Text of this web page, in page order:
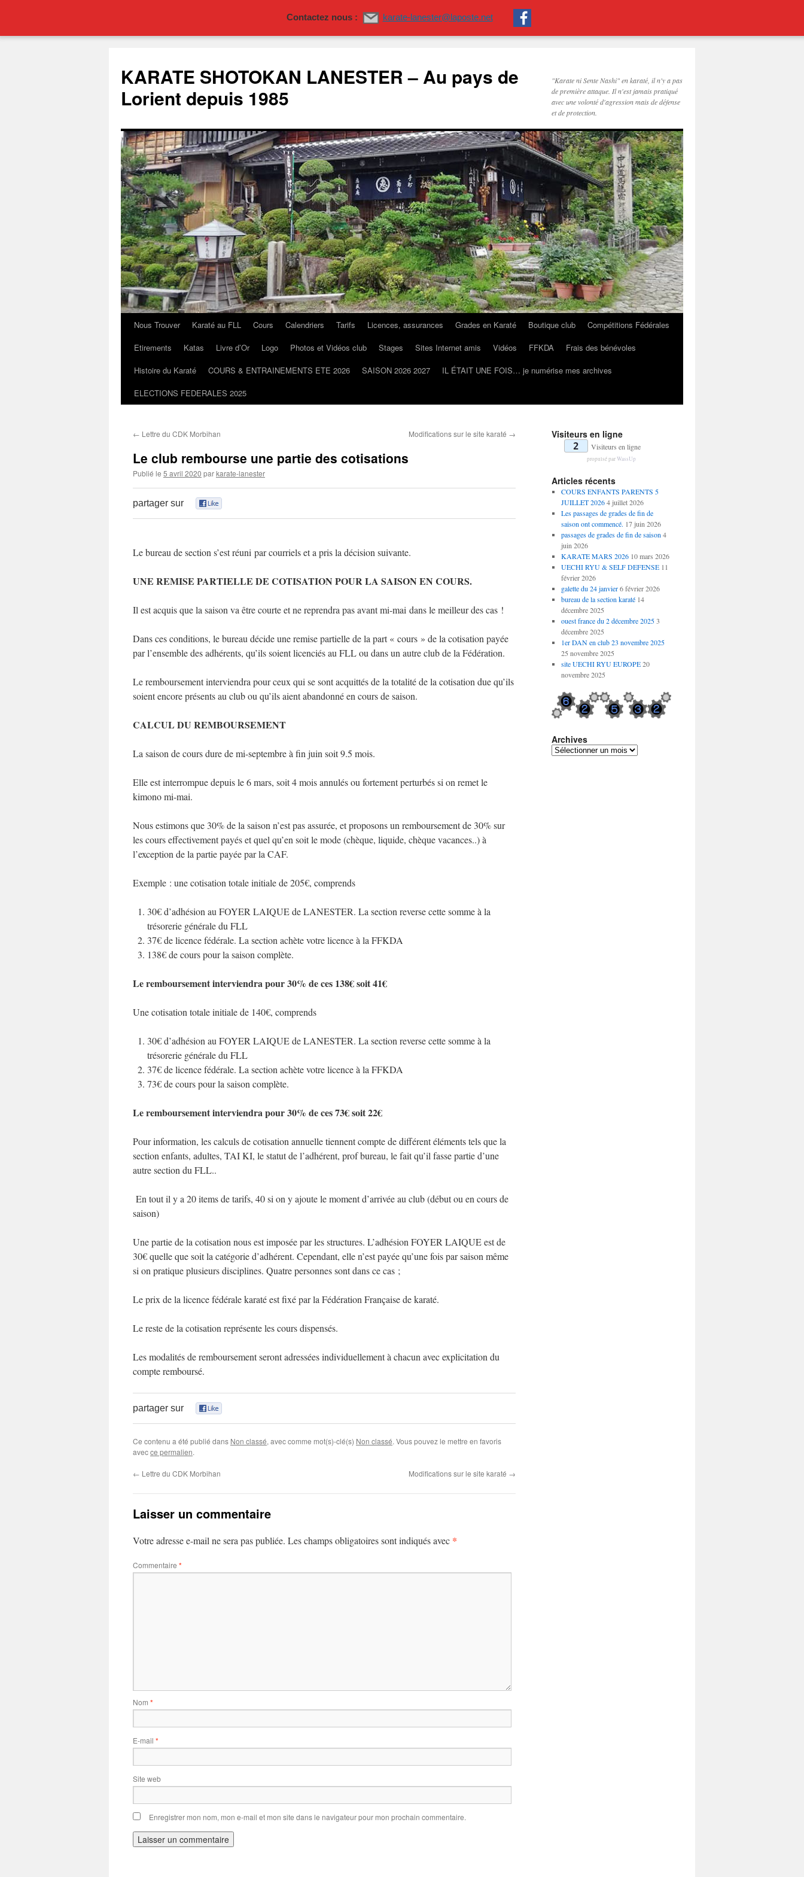
Contactez nous : karate-lanester@laposte.net
contenu
KARATE SHOTOKAN LANESTER – Au pays de
Lorient depuis 1985
"Karate ni Sente Nashi" en karaté, il n'y a pas
de première attaque. Il n'est jamais pratiqué
avec une volonté d'agression mais de défense
et de protection.
Nous Trouver Karaté au FLL Cours Calendriers Tarifs Licences, assurances Grades en Karaté Boutique club
Compétitions Fédérales
Etirements
Katas Livre d’Or Logo Photos et Vidéos club Stages Sites Internet amis Vidéos FFKDA
Frais des bénévoles
Histoire du Karaté
COURS & ENTRAINEMENTS ETE 2026 SAISON 2026 2027
IL ÉTAIT UNE FOIS… je numérise mes archives
ELECTIONS FEDERALES 2025
← Lettre du CDK Morbihan Modifications sur le site karaté →
Le club rembourse une partie des cotisations
Publié le 5 avril 2020 parkarate-lanester
partager sur
Le bureau de section s’est réuni par courriels et a pris la décision suivante.
UNE REMISE PARTIELLE DE COTISATION POUR LA SAISON EN COURS.
Il est acquis que la saison va être courte et ne reprendra pas avant mi-mai dans le meilleur des cas !
Dans ces conditions, le bureau décide une remise partielle de la part « cours » de la cotisation payée
par l’ensemble des adhérents, qu’ils soient licenciés au FLL ou dans un autre club de la Fédération.
Le remboursement interviendra pour ceux qui se sont acquittés de la totalité de la cotisation due qu’ils
soient encore présents au club ou qu’ils aient abandonné en cours de saison.
CALCUL DU REMBOURSEMENT
La saison de cours dure de mi-septembre à fin juin soit 9.5 mois.
Elle est interrompue depuis le 6 mars, soit 4 mois annulés ou fortement perturbés si on remet le
kimono mi-mai.
Nous estimons que 30% de la saison n’est pas assurée, et proposons un remboursement de 30% sur
les cours effectivement payés et quel qu’en soit le mode (chèque, liquide, chèque vacances..) à
l’exception de la partie payée par la CAF.
Exemple : une cotisation totale initiale de 205€, comprends
30€ d’adhésion au FOYER LAIQUE de LANESTER. La section reverse cette somme à la
trésorerie générale du FLL
37€ de licence fédérale. La section achète votre licence à la FFKDA
138€ de cours pour la saison complète.
Le remboursement interviendra pour 30% de ces 138€ soit 41€
Une cotisation totale initiale de 140€, comprends
30€ d’adhésion au FOYER LAIQUE de LANESTER. La section reverse cette somme à la
trésorerie générale du FLL
37€ de licence fédérale. La section achète votre licence à la FFKDA
73€ de cours pour la saison complète.
Le remboursement interviendra pour 30% de ces 73€ soit 22€
Pour information, les calculs de cotisation annuelle tiennent compte de différent éléments tels que la
section enfants, adultes, TAI KI, le statut de l’adhérent, prof bureau, le fait qu’il fasse partie d’une
autre section du FLL..
En tout il y a 20 items de tarifs, 40 si on y ajoute le moment d’arrivée au club (début ou en cours de
saison)
Une partie de la cotisation nous est imposée par les structures. L’adhésion FOYER LAIQUE est de
30€ quelle que soit la catégorie d’adhérent. Cependant, elle n’est payée qu’une fois par saison même
si on pratique plusieurs disciplines. Quatre personnes sont dans ce cas ;
Le prix de la licence fédérale karaté est fixé par la Fédération Française de karaté.
Le reste de la cotisation représente les cours dispensés.
Les modalités de remboursement seront adressées individuellement à chacun avec explicitation du
compte remboursé.
partager sur
Ce contenu a été publié dans Non classé, avec comme mot(s)-clé(s) Non classé. Vous pouvez le mettre en favoris
avecce permalien.
← Lettre du CDK Morbihan Modifications sur le site karaté →
Laisser un commentaire
Votre adresse e-mail ne sera pas publiée. Les champs obligatoires sont indiqués avec *
Commentaire *
Nom *
E-mail *
Site web
Enregistrer mon nom, mon e-mail et mon site dans le navigateur pour mon prochain commentaire.
Visiteurs en ligne
2 Visiteurs en ligne
propulsé parWassUp
Articles récents
COURS ENFANTS PARENTS 5
JUILLET 2026 4 juillet 2026
Les passages de grades de fin de
saison ont commencé. 17 juin 2026
passages de grades de fin de saison 4
juin 2026
KARATE MARS 2026 10 mars 2026
UECHI RYU & SELF DEFENSE 11
février 2026
galette du 24 janvier 6 février 2026
bureau de la section karaté 14
décembre 2025
ouest france du 2 décembre 2025 3
décembre 2025
1er DAN en club 23 novembre 2025
25 novembre 2025
site UECHI RYU EUROPE 20
novembre 2025
Archives
Archives